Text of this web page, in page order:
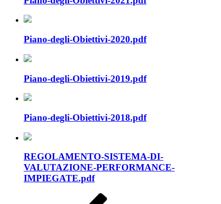
Piano-degli-Obiettivi-2020.pdf
Piano-degli-Obiettivi-2019.pdf
Piano-degli-Obiettivi-2018.pdf
REGOLAMENTO-SISTEMA-DI-
VALUTAZIONE-PERFORMANCE-
IMPIEGATE.pdf